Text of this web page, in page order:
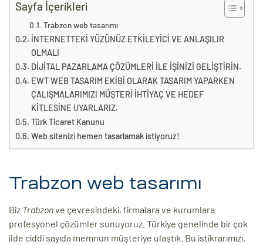
Sayfa İçerikleri
Trabzon web tasarımı
İNTERNETTEKİ YÜZÜNÜZ ETKİLEYİCİ VE ANLAŞILIR
OLMALI
DİJİTAL PAZARLAMA ÇÖZÜMLERİ İLE İŞİNİZİ GELİŞTİRİN.
EWT WEB TASARIM EKİBİ OLARAK TASARIM YAPARKEN
ÇALIŞMALARIMIZI MÜŞTERİ İHTİYAÇ VE HEDEF
KİTLESİNE UYARLARIZ.
Türk Ticaret Kanunu
Web sitenizi hemen tasarlamak istiyoruz!
Trabzon web tasarımı
Biz Trabzonve çevresindeki, firmalara ve kurumlara
profesyonel çözümler sunuyoruz. Türkiye genelinde bir çok
ilde ciddi sayıda memnun müşteriye ulaştık. Bu istikrarımızı,